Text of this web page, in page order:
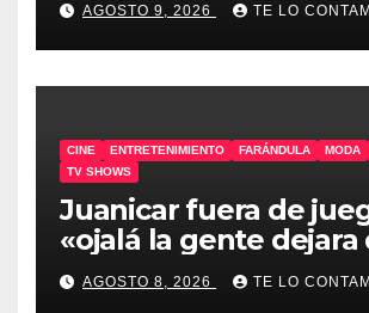
AGOSTO 9, 2026 TE LO
CINE ENTRETENIMIENTO FARÁNDULA MODA
TV SHOWS
Juanicar fuera de
«ojalá la gente dejara
odiar tanto»
AGOSTO 8, 2026 TE LO